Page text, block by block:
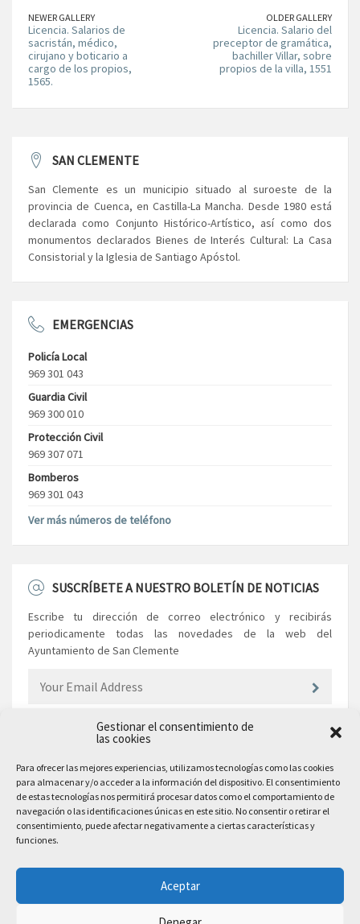
Gestionar el consentimiento de
las cookies
Para ofrecer las mejores experiencias, utilizamos tecnologías como las cookies
para almacenar y/o acceder a la información del dispositivo. El consentimiento
de estas tecnologías nos permitirá procesar datos como el comportamiento de
navegación o las identificaciones únicas en este sitio. No consentir o retirar el
consentimiento, puede afectar negativamente a ciertas características y
funciones.
Aceptar
NEWER GALLERY
Licencia. Salarios de
sacristán, médico,
cirujano y boticario a
cargo de los propios,
1565.
OLDER GALLERY
Licencia. Salario del
preceptor de gramática,
bachiller Villar, sobre
propios de la villa, 1551
SAN CLEMENTE
San Clemente es un municipio situado al suroeste de la
provincia de Cuenca, en Castilla-La Mancha. Desde 1980 está
declarada como Conjunto Histórico-Artístico, así como dos
monumentos declarados Bienes de Interés Cultural: La Casa
Consistorial y la Iglesia de Santiago Apóstol.
EMERGENCIAS
Policía Local
969 301 043
Guardia Civil
969 300 010
Protección Civil
969 307 071
Bomberos
969 301 043
Ver más números de teléfono
SUSCRÍBETE A NUESTRO BOLETÍN DE NOTICIAS
Escribe tu dirección de correo electrónico y recibirás
periodicamente todas las novedades de la web del
Ayuntamiento de San Clemente
EL AYUNTAMIENTO
Plaza Mayor, 10
San Clemente, 16600, Cuenca
Teléfono: 969 300 003
Email Comunicación y Publicidad:
comunicacion@sanclemente.es